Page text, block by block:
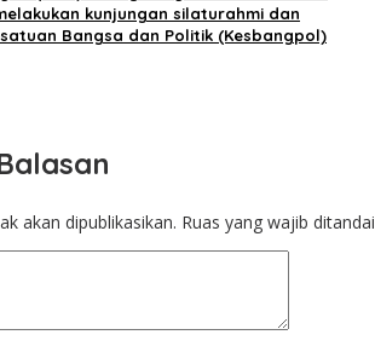
kunjungan silaturahmi dan
Bangsa dan Politik (Kesbangpol)
akan dipublikasikan. Ruas yang wajib ditandai